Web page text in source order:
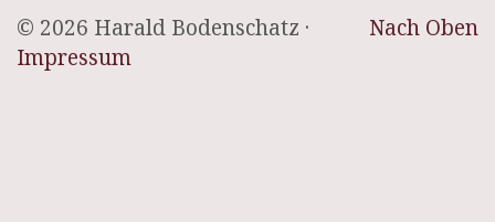
Nach Oben
© 2026 Harald Bodenschatz ·
Impressum